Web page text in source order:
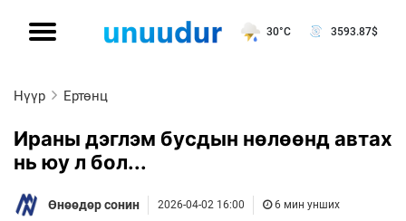
30°C 3593.87$
Нүүр Ертөнц
Ираны дэглэм бусдын нөлөөнд автах
нь юу л бол...
Өнөөдөр сонин 2026-04-02 16:00 6 мин унших